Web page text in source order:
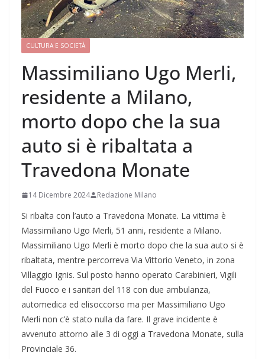
CULTURA E SOCIETÀ
Massimiliano Ugo Merli,
residente a Milano,
morto dopo che la sua
auto si è ribaltata a
Travedona Monate
14 Dicembre 2024 Redazione Milano
Si ribalta con l’auto a Travedona Monate. La vittima è
Massimiliano Ugo Merli, 51 anni, residente a Milano.
Massimiliano Ugo Merli è morto dopo che la sua auto si è
ribaltata, mentre percorreva Via Vittorio Veneto, in zona
Villaggio Ignis. Sul posto hanno operato Carabinieri, Vigili
del Fuoco e i sanitari del 118 con due ambulanza,
automedica ed elisoccorso ma per Massimiliano Ugo
Merli non c’è stato nulla da fare. Il grave incidente è
avvenuto attorno alle 3 di oggi a Travedona Monate, sulla
Provinciale 36.